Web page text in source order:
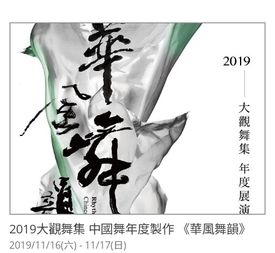
2019大觀舞集 中國舞年度製作 《華風舞韻》
2019/11/16(六) - 11/17(日)